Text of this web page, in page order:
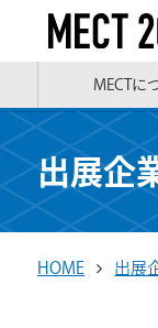
MECTに
出展企
HOME 出展